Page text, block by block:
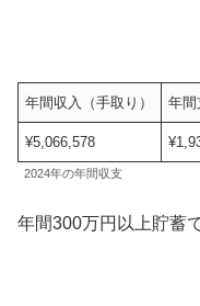
年間収入（手取り） 年間
¥5,066,578
2024年の年間収支
年間300万円以上貯蓄